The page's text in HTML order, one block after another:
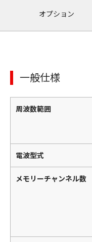
オプション
一般仕様
周波数範囲
電波型式
メモリーチャンネル数